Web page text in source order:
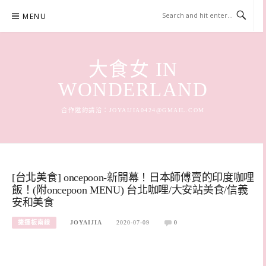
content
MENU
大食女 IN
WONDERLAND
合作邀約請洽： JOYAIJIA0424@GMAIL.COM
[台北美食] oncepoon-新開幕！日本師傅賣的印度咖哩
飯！(附oncepoon MENU) 台北咖哩/大安站美食/信義
安和美食
捷運板南線 JOYAIJIA 2020-07-09 0